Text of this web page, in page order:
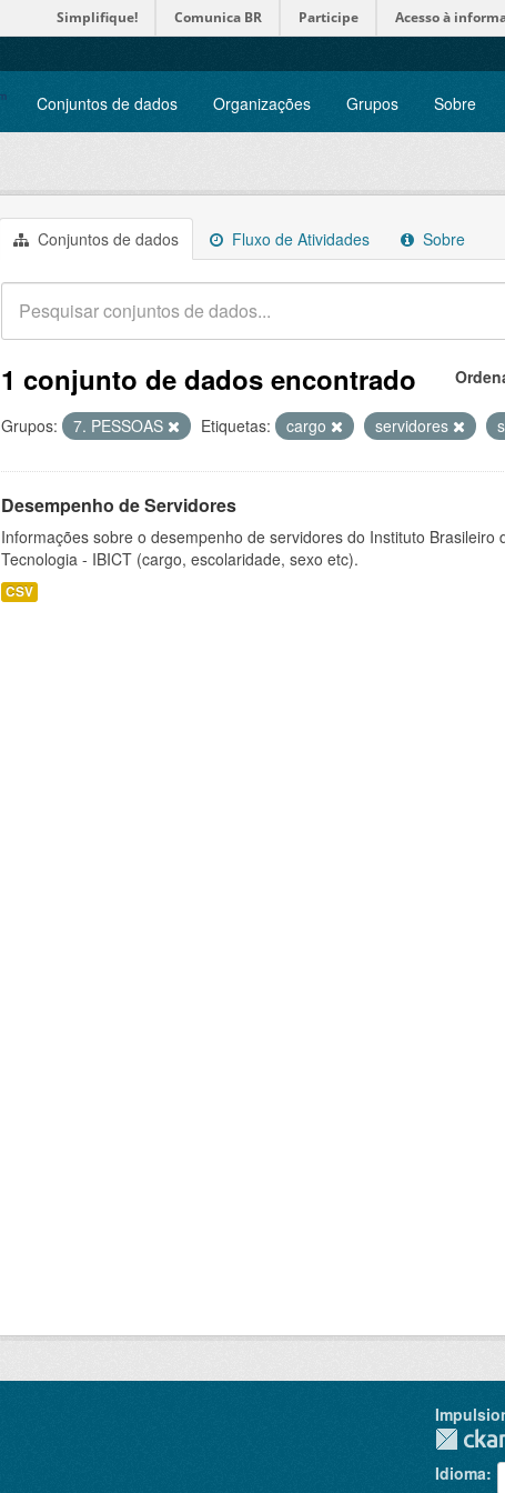
Simplifique! Comunica BR Participe Acesso à
Conjuntos de dados Organizações Grupos Sobre
Conjuntos de dados Fluxo de Atividades Sobre
1 conjunto de dados encontrado
Grupos: 7. PESSOAS Etiquetas: cargo servidores
Desempenho de Servidores
Informações sobre o desempenho de servidores do Instituto Brasileiro
Tecnologia - IBICT (cargo, escolaridade, sexo etc).
CSV
Idioma